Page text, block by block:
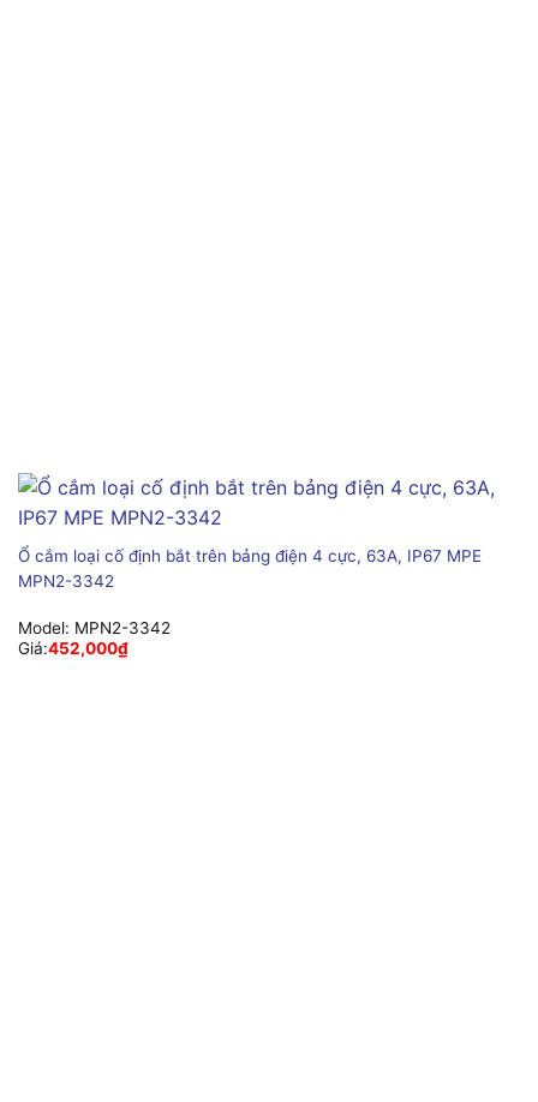
Ổ cắm loại cố định bắt trên bảng điện 4 cực, 63A, IP67 MPE
MPN2-3342
Model: MPN2-3342
Giá:452,000₫